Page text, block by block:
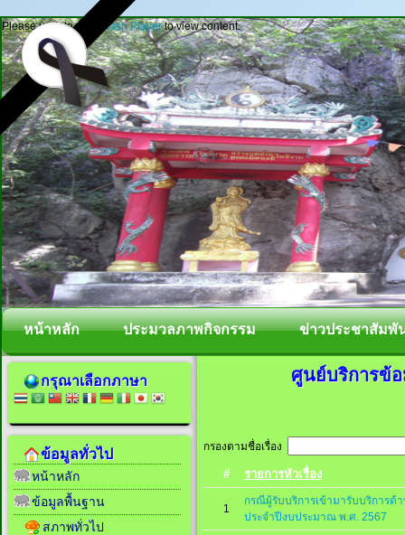
Please update your Flash Playerto view content.
หน้าหลัก ประมวลภาพกิจกรรม ข่าวประชาสัมพั
ศูนย์บริการข้
กรองตามชื่อเรื่อง
# รายการหัวเรื่อง
1
กรณีผู้รับบริการเข้ามารับบริการด้
ประจำปีงบประมาณ พ.ศ. 2567
กรุณาเลือกภาษา
ข้อมูลทั่วไป
หน้าหลัก
ข้อมูลพื้นฐาน
สภาพทั่วไป